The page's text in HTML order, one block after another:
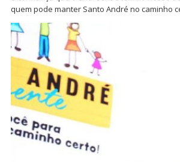
quem pode manter Santo André no caminho